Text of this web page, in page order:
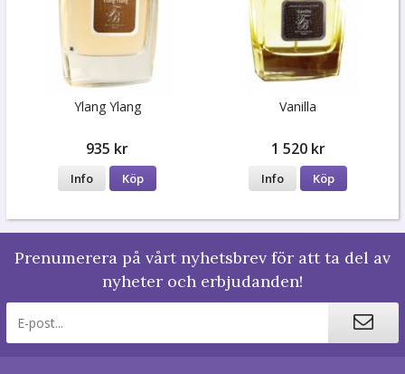
Ylang Ylang
935 kr
Info Köp
Vanilla
1 520 kr
Info Köp
Prenumerera på vårt nyhetsbrev för att ta del av
nyheter och erbjudanden!